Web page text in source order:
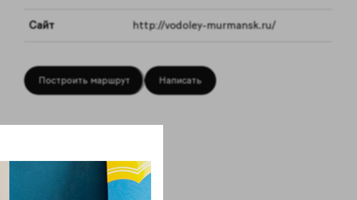
Сайт http://vodoley-murmansk.ru/
Построить маршрут Написать